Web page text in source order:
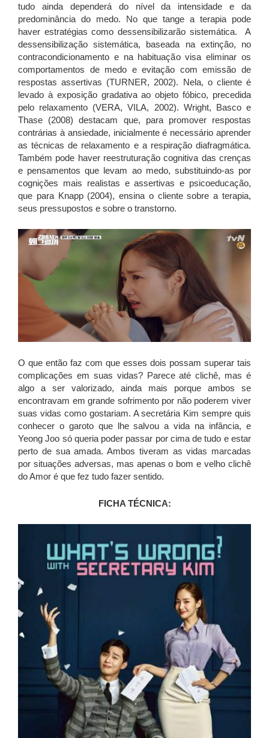
tudo ainda dependerá do nível da intensidade e da
predominância do medo. No que tange a terapia pode
haver estratégias como dessensibilizarão sistemática. A
dessensibilização sistemática, baseada na extinção, no
contracondicionamento e na habituação visa eliminar os
comportamentos de medo e evitação com emissão de
respostas assertivas (TURNER, 2002). Nela, o cliente é
levado à exposição gradativa ao objeto fóbico, precedida
pelo relaxamento (VERA, VILA, 2002). Wright, Basco e
Thase (2008) destacam que, para promover respostas
contrárias à ansiedade, inicialmente é necessário aprender
as técnicas de relaxamento e a respiração diafragmática.
Também pode haver reestruturação cognitiva das crenças
e pensamentos que levam ao medo, substituindo-as por
cognições mais realistas e assertivas e psicoeducação,
que para Knapp (2004), ensina o cliente sobre a terapia,
seus pressupostos e sobre o transtorno.
O que então faz com que esses dois possam superar tais
complicações em suas vidas? Parece até clichê, mas é
algo a ser valorizado, ainda mais porque ambos se
encontravam em grande sofrimento por não poderem viver
suas vidas como gostariam. A secretária Kim sempre quis
conhecer o garoto que lhe salvou a vida na infância, e
Yeong Joo só queria poder passar por cima de tudo e estar
perto de sua amada. Ambos tiveram as vidas marcadas
por situações adversas, mas apenas o bom e velho clichê
do Amor é que fez tudo fazer sentido.
FICHA TÉCNICA: